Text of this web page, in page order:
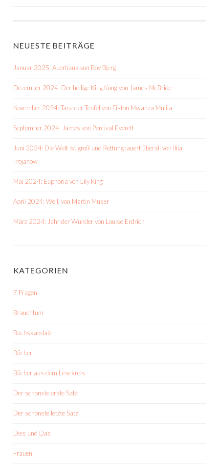
NEUESTE BEITRÄGE
Januar 2025: Auerhaus von Bov Bjerg
Dezember 2024: Der heilige King Kong von James McBride
November 2024: Tanz der Teufel von Fiston Mwanza Mujila
September 2024: James von Percival Everett
Juni 2024: Die Welt ist groß und Rettung lauert überall von Ilija
Trojanow
Mai 2024: Euphoria von Lily King
April 2024: Weil. von Martin Muser
März 2024: Jahr der Wunder von Louise Erdrich
KATEGORIEN
7 Fragen
Brauchtum
Buchskandale
Bücher
Bücher aus dem Lesekreis
Der schönste erste Satz
Der schönste letzte Satz
Dies und Das
Frauen